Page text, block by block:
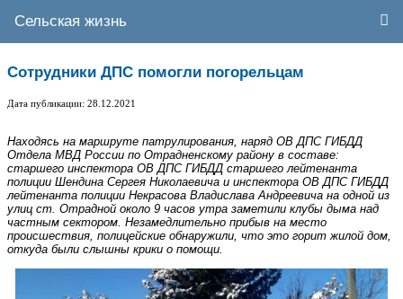
Сельская жизнь
Сотрудники ДПС помогли погорельцам
Дата публикации: 28.12.2021
Находясь на маршруте патрулирования, наряд ОВ ДПС ГИБДД
Отдела МВД России по Отрадненскому району в составе:
старшего инспектора ОВ ДПС ГИБДД старшего лейтенанта
полиции Шендина Сергея Николаевича и инспектора ОВ ДПС ГИБДД
лейтенанта полиции Некрасова Владислава Андреевича на одной из
улиц ст. Отрадной около 9 часов утра заметили клубы дыма над
частным сектором. Незамедлительно прибыв на место
происшествия, полицейские обнаружили, что это горит жилой дом,
откуда были слышны крики о помощи.